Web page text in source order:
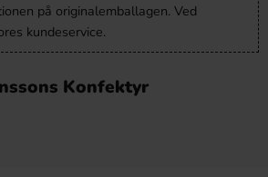
på originalemballagen. Ved
kundeservice.
Konfektyr